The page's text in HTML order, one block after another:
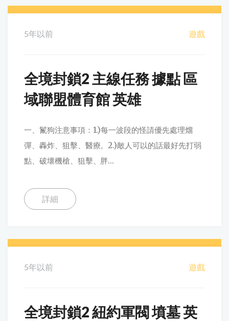
5年以前 遊戲
全境封鎖2 主線任務 據點 區
域聯盟體育館 英雄
一、鬣狗注意事項：1.)每一波段的怪請優先處理熘
彈、轟炸、狙擊、醫療。2.)敵人可以的話最好先打弱
點、破壞機槍、狙擊、胖...
詳細
5年以前 遊戲
全境封鎖2 紐約軍閥 墳墓 英